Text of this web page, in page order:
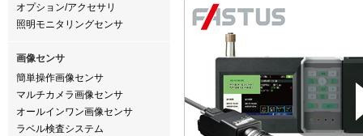
オプション/アクセサリ
照明モニタリングセンサ
画像センサ
簡単操作画像センサ
マルチカメラ画像センサ
オールインワン画像センサ
ラベル検査システム